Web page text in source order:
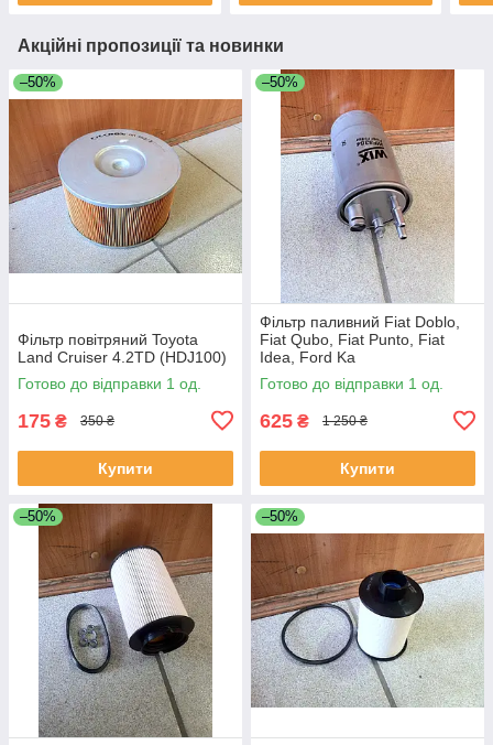
Акційні пропозиції та новинки
–50%
Фільтр повітряний Toyota
Land Cruiser 4.2TD (HDJ100)
Готово до відправки 1 од.
175 ₴ 350 ₴
Купити
–50%
Фільтр паливний Fiat Doblo,
Fiat Qubo, Fiat Punto, Fiat
Idea, Ford Ka
Готово до відправки 1 од.
625 ₴ 1 250 ₴
Купити
–50% –50%